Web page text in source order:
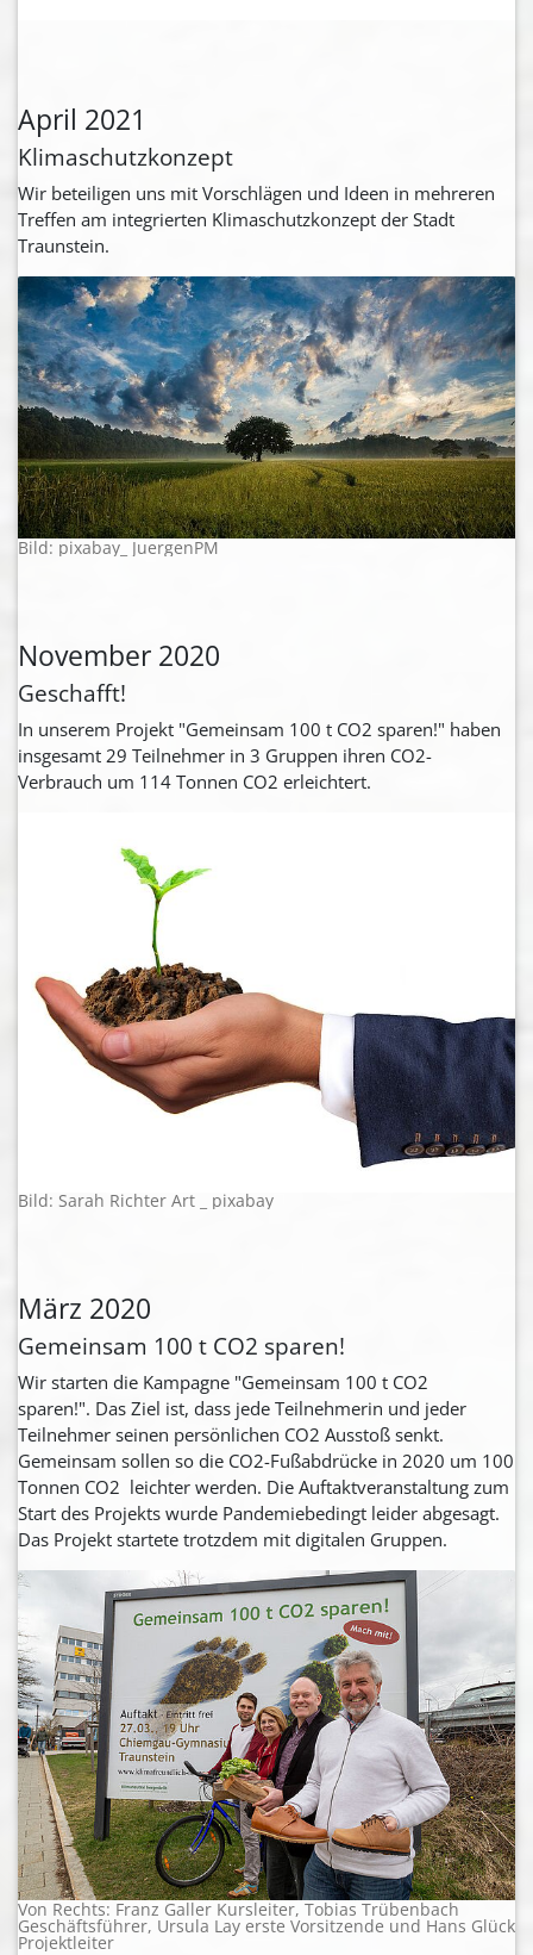
April 2021
Klimaschutzkonzept
Wir beteiligen uns mit Vorschlägen und Ideen in mehreren
Treffen am integrierten Klimaschutzkonzept der Stadt
Traunstein.
Bild: pixabay_ JuergenPM
November 2020
Geschafft!
In unserem Projekt "Gemeinsam 100 t CO2 sparen!" haben
insgesamt 29 Teilnehmer in 3 Gruppen ihren CO2-
Verbrauch um 114 Tonnen CO2 erleichtert.
Bild: Sarah Richter Art _ pixabay
März 2020
Gemeinsam 100 t CO2 sparen!
Wir starten die Kampagne "Gemeinsam 100 t CO2
sparen!". Das Ziel ist, dass jede Teilnehmerin und jeder
Teilnehmer seinen persönlichen CO2 Ausstoß senkt.
Gemeinsam sollen so die CO2-Fußabdrücke in 2020 um 100
Tonnen CO2 leichter werden. Die Auftaktveranstaltung zum
Start des Projekts wurde Pandemiebedingt leider abgesagt.
Das Projekt startete trotzdem mit digitalen Gruppen.
Von Rechts: Franz Galler Kursleiter, Tobias Trübenbach
Geschäftsführer, Ursula Lay erste Vorsitzende und Hans Glück
Projektleiter